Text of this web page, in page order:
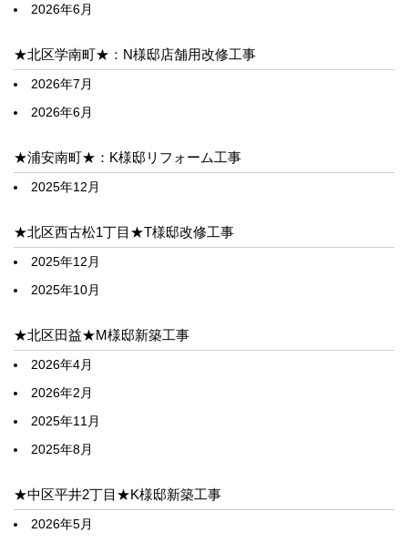
2026年6月
★北区学南町★：N様邸店舗用改修工事
2026年7月
2026年6月
★浦安南町★：K様邸リフォーム工事
2025年12月
★北区西古松1丁目★T様邸改修工事
2025年12月
2025年10月
★北区田益★M様邸新築工事
2026年4月
2026年2月
2025年11月
2025年8月
★中区平井2丁目★K様邸新築工事
2026年5月